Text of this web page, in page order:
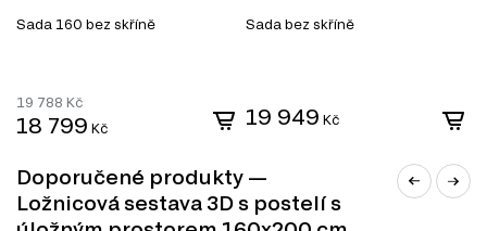
Sada 160 bez skříně
19 788 Kč
18 799 Kč
Sada bez skříně
19 949 Kč
Doporučené produkty —
Ložnicová sestava 3D s postelí s